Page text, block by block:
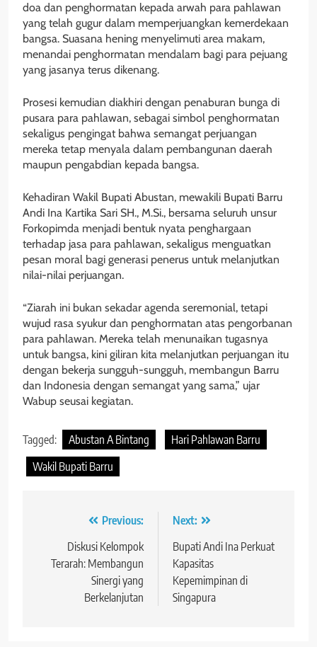
doa dan penghormatan kepada arwah para pahlawan
yang telah gugur dalam memperjuangkan kemerdekaan
bangsa. Suasana hening menyelimuti area makam,
menandai penghormatan mendalam bagi para pejuang
yang jasanya terus dikenang.
Prosesi kemudian diakhiri dengan penaburan bunga di
pusara para pahlawan, sebagai simbol penghormatan
sekaligus pengingat bahwa semangat perjuangan
mereka tetap menyala dalam pembangunan daerah
maupun pengabdian kepada bangsa.
Kehadiran Wakil Bupati Abustan, mewakili Bupati Barru
Andi Ina Kartika Sari SH., M.Si., bersama seluruh unsur
Forkopimda menjadi bentuk nyata penghargaan
terhadap jasa para pahlawan, sekaligus menguatkan
pesan moral bagi generasi penerus untuk melanjutkan
nilai-nilai perjuangan.
“Ziarah ini bukan sekadar agenda seremonial, tetapi
wujud rasa syukur dan penghormatan atas pengorbanan
para pahlawan. Mereka telah menunaikan tugasnya
untuk bangsa, kini giliran kita melanjutkan perjuangan itu
dengan bekerja sungguh-sungguh, membangun Barru
dan Indonesia dengan semangat yang sama,” ujar
Wabup seusai kegiatan.
Tagged: Abustan A Bintang
Hari Pahlawan Barru
Wakil Bupati Barru
Navigasi Previous:
Diskusi Kelompok
Terarah: Membangun
Sinergi yang
Berkelanjutan
Next:
Bupati Andi Ina Perkuat
Kapasitas
Kepemimpinan di
Singapura